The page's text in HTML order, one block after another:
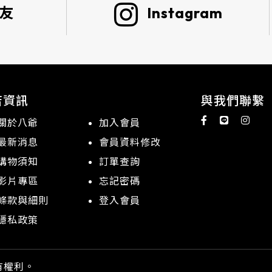
Instagram
訊
於八爺
新消息
物須知
片專區
款與細則
私政策
加入會員
會員資料修改
訂單查詢
忘記密碼
登入會員
與我們聯繫
利。